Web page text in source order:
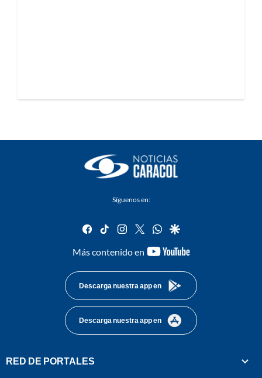
Síguenos en:
facebook
tiktok instagram
twitterwhatsapp
google
Más contenido en
youtube-
Descarga nuestra app en
Descarga nuestra app en
RED DE PORTALES